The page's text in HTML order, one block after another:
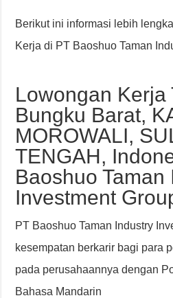
Berikut ini informasi lebih
Kerja di PT Baoshuo Taman
Lowongan Kerja
Bungku Barat,
MOROWALI,
TENGAH,
Baoshuo Taman
Investment
PT Baoshuo Taman Industry
kesempatan berkarir bagi para
pada perusahaannya dengan
Bahasa Mandarin